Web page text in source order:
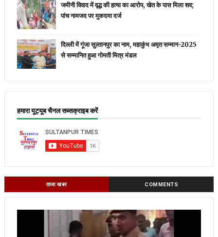
जमीनी विवाद में वृद्ध की हत्या का आरोप, खेत के पास मिला शव;
पांच नामजद पर मुकदमा दर्ज
दिल्ली में गूंजा सुल्तानपुर का नाम, महाकुंभ अमृत सम्मान-2025
से सम्मानित हुआ गोमती मित्र मंडल
हमारा यूट्यूब चैनल सब्सक्राइब करें
ताजा खबर COMMENTS